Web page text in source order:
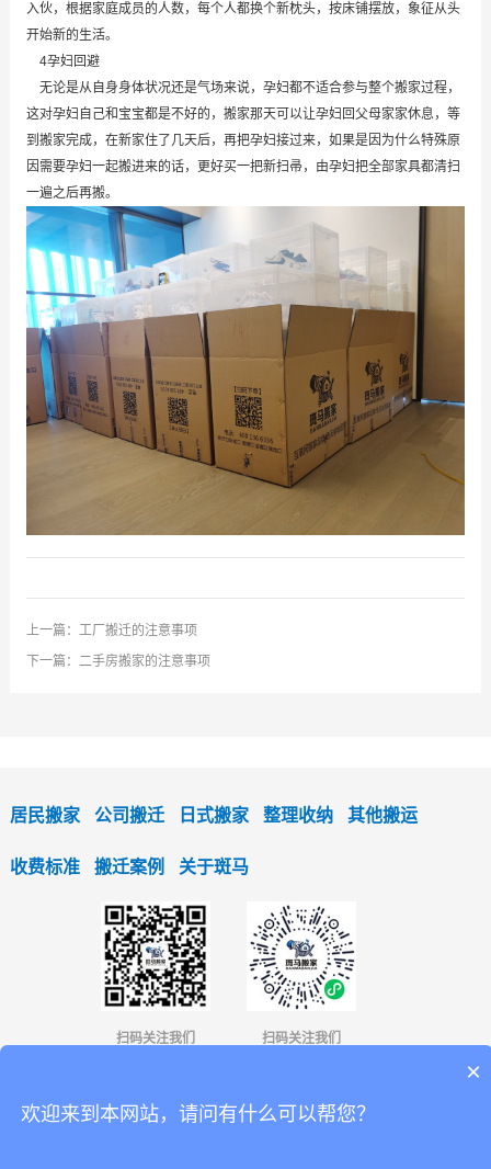
入伙，根据家庭成员的人数，每个人都换个新枕头，按床铺摆放，象征从头
开始新的生活。
4孕妇回避
无论是从自身身体状况还是气场来说，孕妇都不适合参与整个搬家过程，
这对孕妇自己和宝宝都是不好的，搬家那天可以让孕妇回父母家家休息，等
到搬家完成，在新家住了几天后，再把孕妇接过来，如果是因为什么特殊原
因需要孕妇一起搬进来的话，更好买一把新扫帚，由孕妇把全部家具都清扫
一遍之后再搬。
上一篇： 工厂搬迁的注意事项
下一篇： 二手房搬家的注意事项
居民搬家 公司搬迁 日式搬家 整理收纳 其他搬运
收费标准 搬迁案例 关于斑马
扫码关注我们 扫码关注我们
商务合作：13823546134/欧小姐
×
欢迎来到本网站，请问有什么可以帮您？